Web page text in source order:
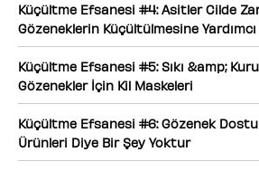
Küçültme Efsanesi #4: Asitler Cilde
Gözeneklerin Küçültülmesine
Küçültme Efsanesi #5: Sıkı &amp;
Gözenekler İçin Kil Maskeleri
Küçültme Efsanesi #6: Gözenek
Ürünleri Diye Bir Şey Yoktur